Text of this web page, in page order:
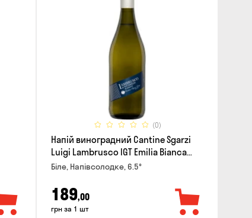
(0)
Напій виноградний Cantine Sgarzi
Luigi Lambrusco IGT Emilia Bianca
Frizziante 0.75л
Біле, Напівсолодке, 6.5°
189,00
грн за 1 шт